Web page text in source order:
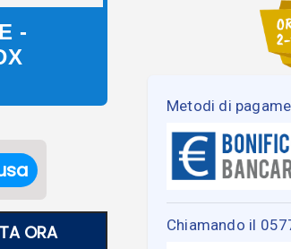
-
ORA
Metodi di
Chiamando il